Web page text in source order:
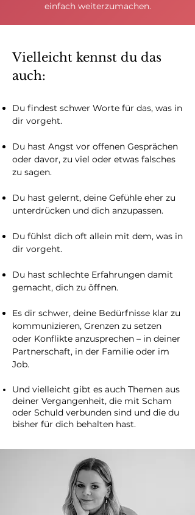
einfach weiterzumachen.
Vielleicht kennst du das
auch:
Du findest schwer Worte für das, was in
dir vorgeht.
Du hast Angst vor offenen Gesprächen
oder davor, zu viel oder etwas falsches
zu sagen.
Du hast gelernt, deine Gefühle eher zu
unterdrücken und dich anzupassen.
Du fühlst dich oft allein mit dem, was in
dir vorgeht.
Du hast schlechte Erfahrungen damit
gemacht, dich zu öffnen.
Es dir schwer, deine Bedürfnisse klar zu
kommunizieren, Grenzen zu setzen
oder Konflikte anzusprechen – in deiner
Partnerschaft, in der Familie oder im
Job.
Und vielleicht gibt es auch Themen aus
deiner Vergangenheit, die mit Scham
oder Schuld verbunden sind und die du
bisher für dich behalten hast.